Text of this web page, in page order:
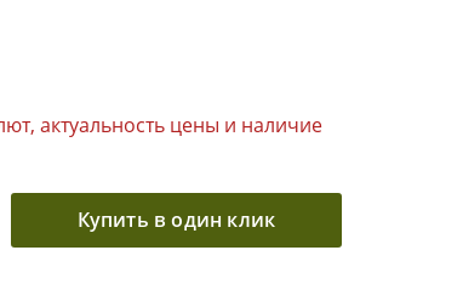
актуальность цены и наличие
Купить в один клик